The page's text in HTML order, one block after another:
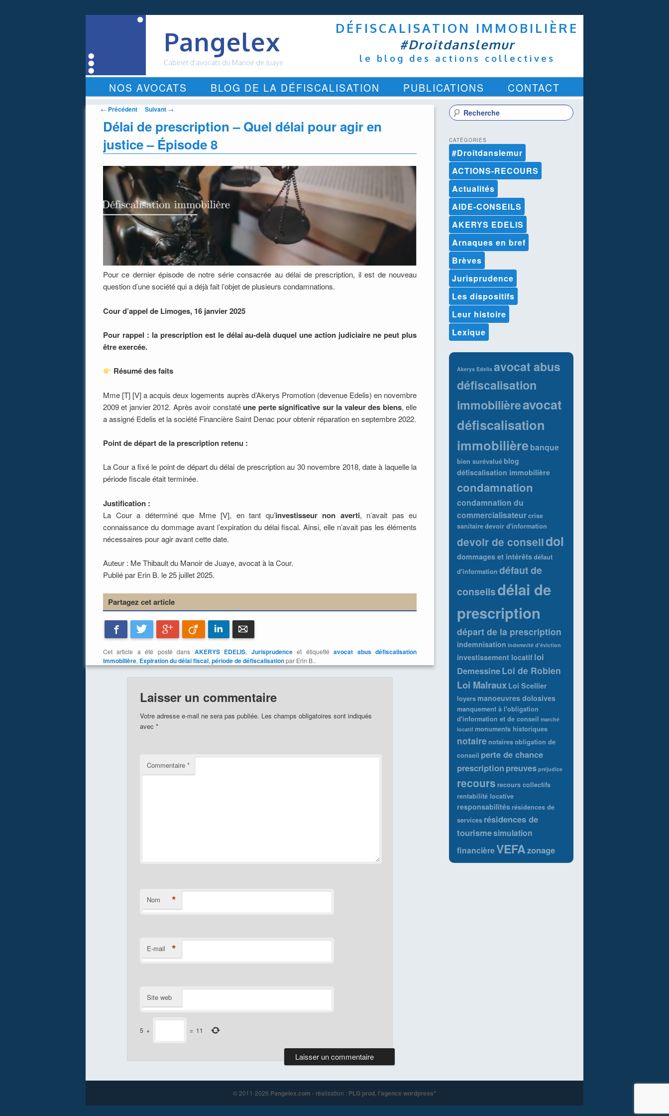
Pangelex
Cabinet d'avocats du Manoir de Juaye
DÉFISCALISATION IMMOBILIÈRE
#Droitdanslemur
le blog des actions collectives
principalALLER
AU
CONTENU
PRINCIPAL
NOS AVOCATS BLOG DE LA DÉFISCALISATION PUBLICATIONS CONTACT
Navigation
des
articles
← Précédent Suivant →
Délai de prescription – Quel délai pour agir en
justice – Épisode 8
Pour ce dernier épisode de notre série consacrée au délai de prescription, il est de nouveau
question d’une société qui a déjà fait l’objet de plusieurs condamnations.
Cour d’appel de Limoges, 16 janvier 2025
Pour rappel : la prescription est le délai au-delà duquel une action judiciaire ne peut plus
être exercée.
Résumé des faits
Mme [T] [V] a acquis deux logements auprès d’Akerys Promotion (devenue Edelis) en novembre
2009 et janvier 2012. Après avoir constatéune perte significative sur la valeur des biens, elle
a assigné Edelis et la société Financière Saint Denac pour obtenir réparation en septembre 2022.
Point de départ de la prescription retenu :
La Cour a fixé le point de départ du délai de prescription au 30 novembre 2018, date à laquelle la
période fiscale était terminée.
Justification :
La Cour a déterminé que Mme [V], en tant qu’investisseur non averti, n’avait pas eu
connaissance du dommage avant l’expiration du délai fiscal. Ainsi, elle n’avait pas les éléments
nécessaires pour agir avant cette date.
Auteur : Me Thibault du Manoir de Juaye, avocat à la Cour.
Publié par Erin B. le 25 juillet 2025.
Partagez cet article
Facebook Twitter Google+ Viadeo LinkedIn
Cet article a été posté dans AKERYS EDELIS, Jurisprudenceet étiquettéavocat abus défiscalisation
immobilière, Expiration du délai fiscal, période de défiscalisationpar Erin B..
Laisser un commentaire
Votre adresse e-mail ne sera pas publiée. Les champs obligatoires sont indiqués
avec *
Commentaire *
Nom *
E-mail *
Site web
5 + = 11
R
e
h
e
c
h
CATÉGORIES
#Droitdanslemur
ACTIONS-RECOURS
Actualités
AIDE-CONSEILS
AKERYS EDELIS
Arnaques en bref
Brèves
Jurisprudence
Les dispositifs
Leur histoire
Lexique
Akerys Edelis avocat abus
défiscalisation
immobilièreavocat
défiscalisation
immobilièrebanque
bien surévalué blog
défiscalisation immobilière
condamnation
condamnation du
commercialisateurcrise
sanitairedevoir d'information
devoir de conseildol
dommages et intérêtsdéfaut
d'information défaut de
conseilsdélai de
prescription
départ de la prescription
indemnisation indemnité d'éviction
investissement locatif loi
DemessineLoi de Robien
Loi Malraux Loi Scellier
loyers manoeuvres dolosives
manquement à l'obligation
d'information et de conseil marché
locatif monuments historiques
notaire notairesobligation de
conseil perte de chance
prescription preuves préjudice
recours recours collectifs
rentabilité locative
responsabilitésrésidences de
services résidences de
tourismesimulation
financièreVEFAzonage
© 2011-2026 Pangelex.com - réalisation : PLG prod, l'agence wordpress*